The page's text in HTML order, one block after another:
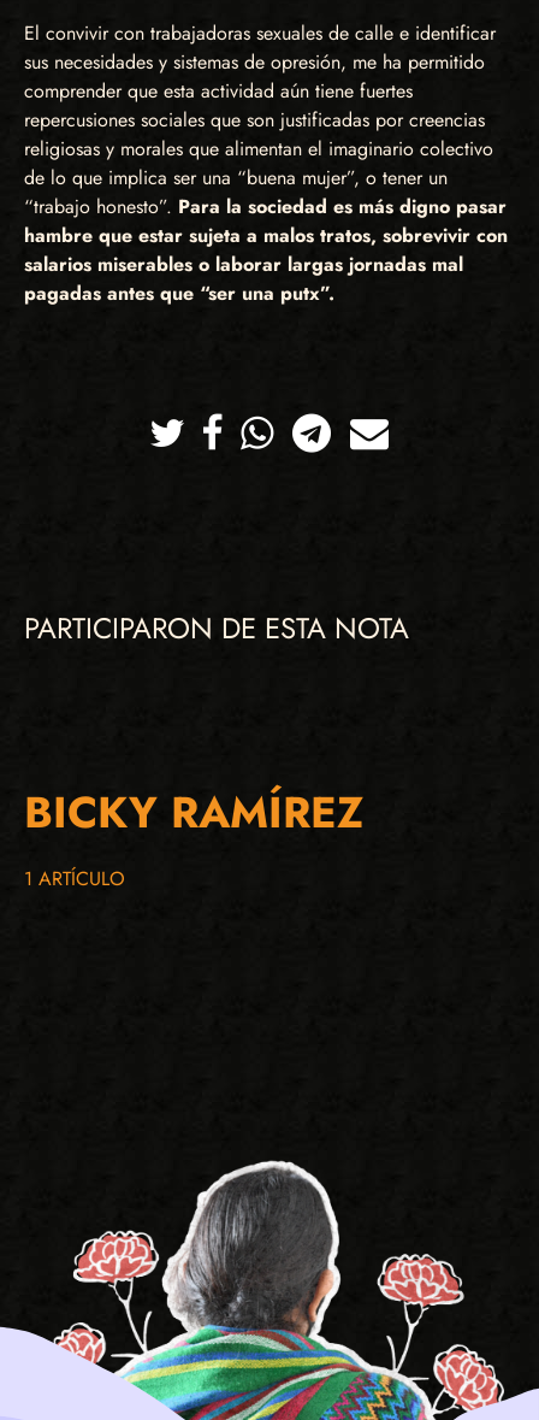
El convivir con trabajadoras sexuales de calle e identificar
sus necesidades y sistemas de opresión, me ha permitido
comprender que esta actividad aún tiene fuertes
repercusiones sociales que son justificadas por creencias
religiosas y morales que alimentan el imaginario colectivo
de lo que implica ser una “buena mujer”, o tener un
“trabajo honesto”. Para la sociedad es más digno pasar
hambre que estar sujeta a malos tratos, sobrevivir con
salarios miserables o laborar largas jornadas mal
pagadas antes que “ser una putx”.
TwitterFacebookWhatsappTelegramCorreo
PARTICIPARON DE ESTA NOTA
BICKY RAMÍREZ
1 ARTÍCULO